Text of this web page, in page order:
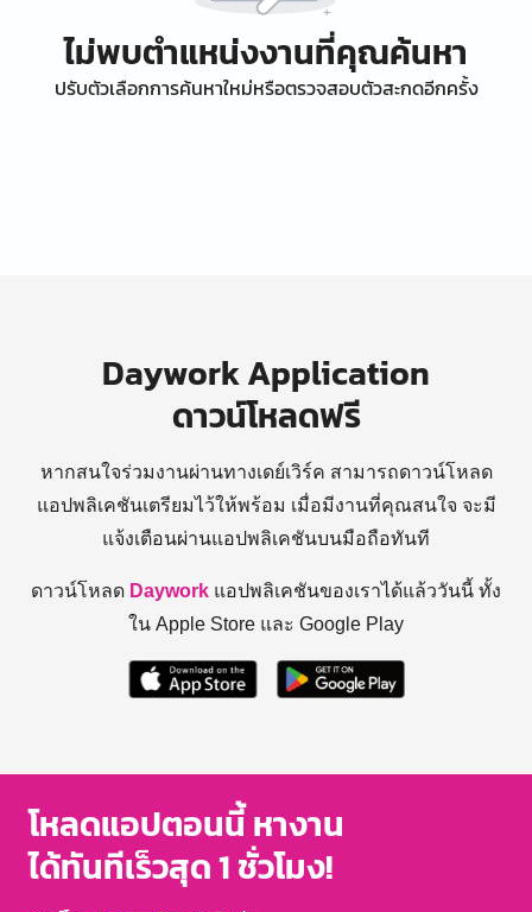
ไม่พบตำแหน่งงานที่คุณค้นหา
ปรับตัวเลือกการค้นหาใหม่หรือตรวจสอบตัวสะกดอีกครั้ง
Daywork Application
ดาวน์โหลดฟรี
หากสนใจร่วมงานผ่านทางเดย์เวิร์ค สามารถดาวน์โหลด
แอปพลิเคชันเตรียมไว้ให้พร้อม เมื่อมีงานที่คุณสนใจ จะมี
แจ้งเตือนผ่านแอปพลิเคชันบนมือถือทันที
ดาวน์โหลด Daywork แอปพลิเคชันของเราได้แล้ววันนี้ ทั้ง
ใน Apple Store และ Google Play
โหลดแอปตอนนี้ หางาน
ได้ทันทีเร็วสุด 1 ชั่วโมง!